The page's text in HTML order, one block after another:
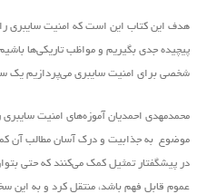
هدف این کتاب این است که امنیت سایبری را
پیچیده جدی بگیریم و مواظب تاریکی‌ها
شخصی برای امنیت سایبری می‌پردازیم یک
محمدمهدی احمدیان آموزه‌های امنیت
موضوع به جذابیت و درک آسان مطالب آن
در پیشگفتار تمثیل کمک می‌کنند که حتی
عموم قابل فهم باشد، منتقل کرد و به این